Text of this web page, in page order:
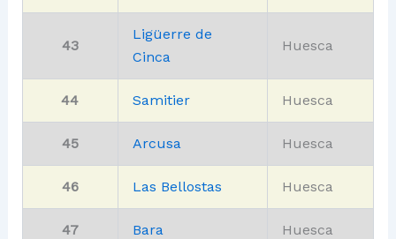
43
Ligüerre de
Cinca
Huesca
44 Samitier Huesca
45 Arcusa Huesca
46 Las Bellostas Huesca
47 Bara Huesca